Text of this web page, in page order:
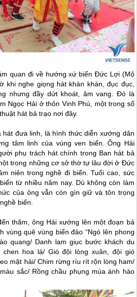
quan đi về hướng xứ biển Đức Lợi (Mộ
khi nghe giọng hát khàn khàn, đục đục,
nhưng đầy dứt khoát, âm vang. Đó là
Ngọc Hải ở thôn Vinh Phú, một trong số
hát bả trạo nơi đây.
hát đưa linh, là hình thức diễn xướng dân
tâm linh của vùng ven biển. Ông Hải
phụ trách hát chính trong Ban hát bả
trong những cơ sở thờ tự lâu đời ở Đức
niên trong nghề đi biển. Tuổi cao, sức
từ nhiều năm nay. Dù không còn làm
của ông vẫn còn gìn giữ và tôn trọng
biển.
thăm, ông Hải xướng lên một đoạn bả
vùng quê vùng biển đảo “Ngó lên phong
quang/ Danh lam giục bước khách du
hoa lá/ Gió đội lòng xuân, đội gió
mặt hải/ Chim rừng ríu rít rộn lòng ham/
sắc/ Rồng chầu phụng múa ánh hào